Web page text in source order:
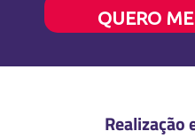
QUERO
Realização